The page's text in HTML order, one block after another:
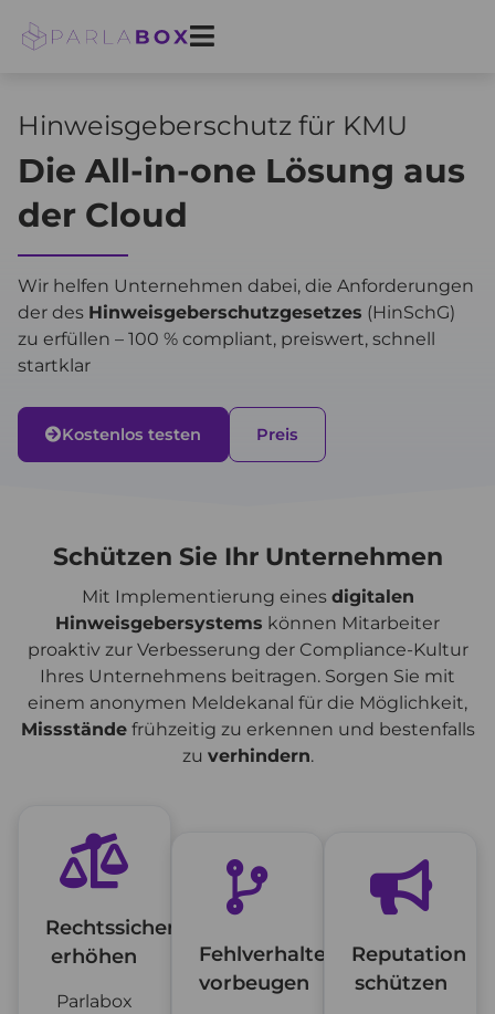
Inhalt
Hinweisgeberschutz für KMU
Die All-in-one Lösung aus
der Cloud
Wir helfen Unternehmen dabei, die Anforderungen
der des Hinweisgeberschutzgesetzes (HinSchG)
zu erfüllen – 100 % compliant, preiswert, schnell
startklar
Kostenlos testen Preis
Schützen Sie Ihr Unternehmen
Mit Implementierung eines digitalen
Hinweisgebersystems können Mitarbeiter
proaktiv zur Verbesserung der Compliance-Kultur
Ihres Unternehmens beitragen. Sorgen Sie mit
einem anonymen Meldekanal für die Möglichkeit,
Missständefrühzeitig zu erkennen und bestenfalls
zu verhindern.
Rechtssicherheit
erhöhen
Parlabox
Fehlverhalten
vorbeugen
Reputation
schützen